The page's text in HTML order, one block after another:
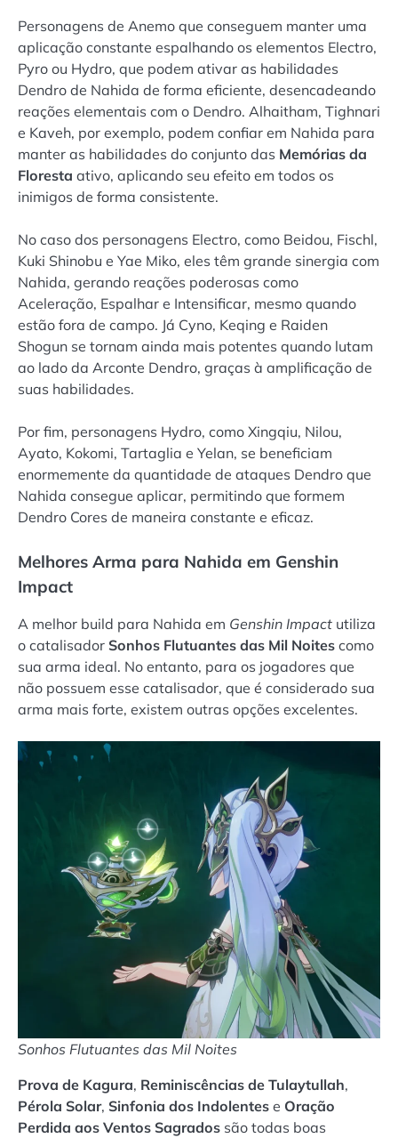
Personagens de Anemo que conseguem manter uma
aplicação constante espalhando os elementos Electro,
Pyro ou Hydro, que podem ativar as habilidades
Dendro de Nahida de forma eficiente, desencadeando
reações elementais com o Dendro. Alhaitham, Tighnari
e Kaveh, por exemplo, podem confiar em Nahida para
manter as habilidades do conjunto das Memórias da
Floresta ativo, aplicando seu efeito em todos os
inimigos de forma consistente.
No caso dos personagens Electro, como Beidou, Fischl,
Kuki Shinobu e Yae Miko, eles têm grande sinergia com
Nahida, gerando reações poderosas como
Aceleração, Espalhar e Intensificar, mesmo quando
estão fora de campo. Já Cyno, Keqing e Raiden
Shogun se tornam ainda mais potentes quando lutam
ao lado da Arconte Dendro, graças à amplificação de
suas habilidades.
Por fim, personagens Hydro, como Xingqiu, Nilou,
Ayato, Kokomi, Tartaglia e Yelan, se beneficiam
enormemente da quantidade de ataques Dendro que
Nahida consegue aplicar, permitindo que formem
Dendro Cores de maneira constante e eficaz.
Melhores Arma para Nahida em Genshin
Impact
A melhor build para Nahida em Genshin Impact utiliza
o catalisador Sonhos Flutuantes das Mil Noites como
sua arma ideal. No entanto, para os jogadores que
não possuem esse catalisador, que é considerado sua
arma mais forte, existem outras opções excelentes.
Sonhos Flutuantes das Mil Noites
Prova de Kagura, Reminiscências de Tulaytullah,
Pérola Solar, Sinfonia dos Indolentes e Oração
Perdida aos Ventos Sagrados são todas boas